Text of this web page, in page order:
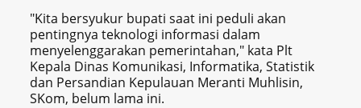
"Kita bersyukur bupati saat ini peduli akan
pentingnya teknologi informasi dalam
menyelenggarakan pemerintahan," kata Plt
Kepala Dinas Komunikasi, Informatika, Statistik
dan Persandian Kepulauan Meranti Muhlisin,
SKom, belum lama ini.